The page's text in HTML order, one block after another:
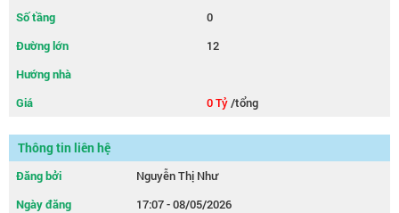
Số tầng
0
Đường lớn
12
Hướng nhà
Giá
0 Tỷ/tổng
Thông tin liên hệ
Đăng bởi
Nguyễn Thị Như
Ngày đăng
17:07 - 08/05/2026